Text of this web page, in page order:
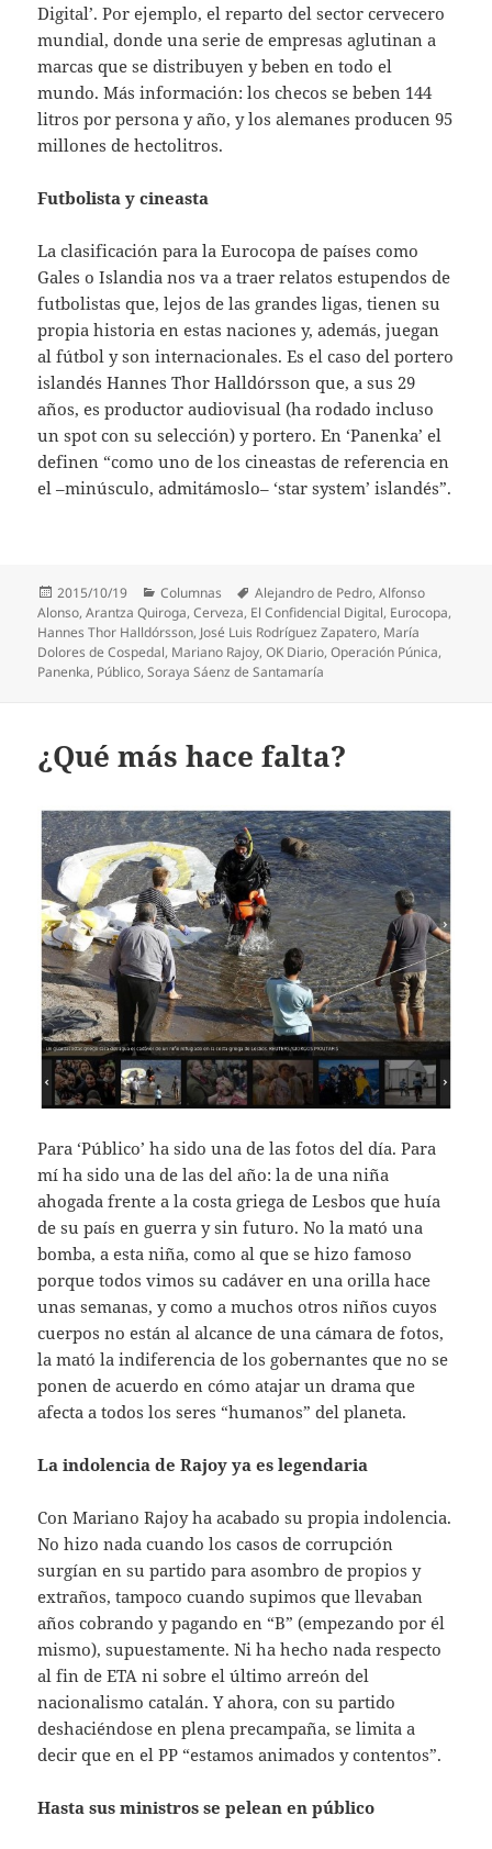
Digital’. Por ejemplo, el reparto del sector cervecero
mundial, donde una serie de empresas aglutinan a
marcas que se distribuyen y beben en todo el
mundo. Más información: los checos se beben 144
litros por persona y año, y los alemanes producen 95
millones de hectolitros.
Futbolista y cineasta
La clasificación para la Eurocopa de países como
Gales o Islandia nos va a traer relatos estupendos de
futbolistas que, lejos de las grandes ligas, tienen su
propia historia en estas naciones y, además, juegan
al fútbol y son internacionales. Es el caso del portero
islandés Hannes Thor Halldórsson que, a sus 29
años, es productor audiovisual (ha rodado incluso
un spot con su selección) y portero. En ‘Panenka’ el
definen “como uno de los cineastas de referencia en
el –minúsculo, admitámoslo– ‘star system’ islandés”.
Publicado
el
2015/10/19 Categorías
Columnas Etiquetas
Alejandro de Pedro,Alfonso
Alonso,Arantza Quiroga,Cerveza, El Confidencial Digital, Eurocopa,
Hannes Thor Halldórsson, José Luis Rodríguez Zapatero, María
Dolores de Cospedal, Mariano Rajoy,OK Diario,Operación Púnica,
Panenka, Público,Soraya Sáenz de Santamaría
¿Qué más hace falta?
Para ‘Público’ ha sido una de las fotos del día. Para
mí ha sido una de las del año: la de una niña
ahogada frente a la costa griega de Lesbos que huía
de su país en guerra y sin futuro. No la mató una
bomba, a esta niña, como al que se hizo famoso
porque todos vimos su cadáver en una orilla hace
unas semanas, y como a muchos otros niños cuyos
cuerpos no están al alcance de una cámara de fotos,
la mató la indiferencia de los gobernantes que no se
ponen de acuerdo en cómo atajar un drama que
afecta a todos los seres “humanos” del planeta.
La indolencia de Rajoy ya es legendaria
Con Mariano Rajoy ha acabado su propia indolencia.
No hizo nada cuando los casos de corrupción
surgían en su partido para asombro de propios y
extraños, tampoco cuando supimos que llevaban
años cobrando y pagando en “B” (empezando por él
mismo), supuestamente. Ni ha hecho nada respecto
al fin de ETA ni sobre el último arreón del
nacionalismo catalán. Y ahora, con su partido
deshaciéndose en plena precampaña, se limita a
decir que en el PP “estamos animados y contentos”.
Hasta sus ministros se pelean en público